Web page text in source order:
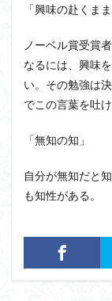
「興味の赴くま
ノーベル賞受賞
なるには、興味
い。その勉強は
でこの言葉を吐
「無知の知」
自分が無知だと
も知性がある。